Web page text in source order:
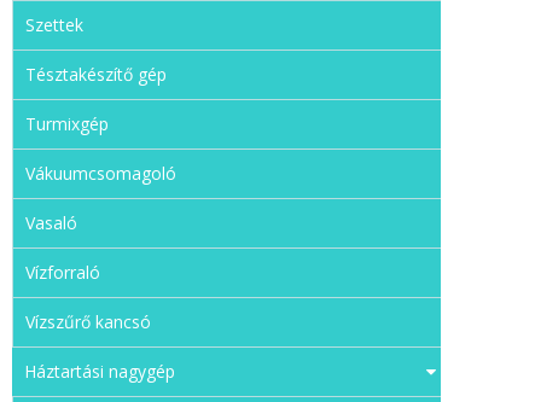
Szettek
Tésztakészítő gép
Turmixgép
Vákuumcsomagoló
Vasaló
Vízforraló
Vízszűrő kancsó
Háztartási nagygép